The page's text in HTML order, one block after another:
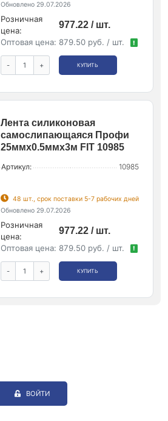
Обновлено 29.07.2026
Розничная
цена:
977.22 / шт.
Оптовая цена: 879.50 руб. / шт. !
- + КУПИТЬ
Лента силиконовая
самослипающаяся Профи
25ммх0.5ммх3м FIT 10985
Артикул: 10985
48 шт., срок поставки 5-7 рабочих дней
Обновлено 29.07.2026
Розничная
цена:
977.22 / шт.
Оптовая цена: 879.50 руб. / шт. !
- + КУПИТЬ
ВОЙТИ